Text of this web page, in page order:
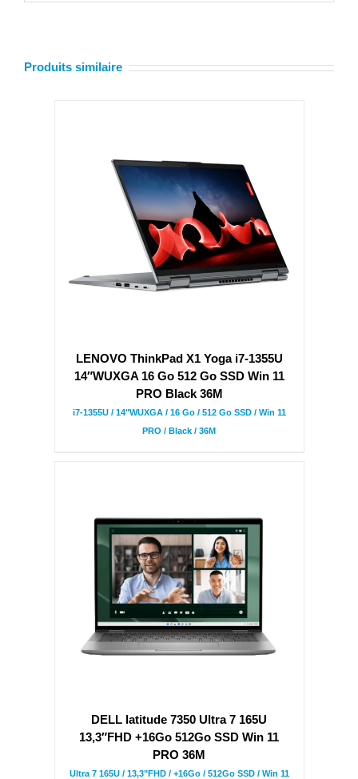
Produits similaire
LENOVO ThinkPad X1 Yoga i7-1355U
14″WUXGA 16 Go 512 Go SSD Win 11
PRO Black 36M
i7-1355U / 14"WUXGA / 16 Go / 512 Go SSD / Win 11
PRO / Black / 36M
DELL latitude 7350 Ultra 7 165U
13,3″FHD +16Go 512Go SSD Win 11
PRO 36M
Ultra 7 165U / 13,3"FHD / +16Go / 512Go SSD / Win 11